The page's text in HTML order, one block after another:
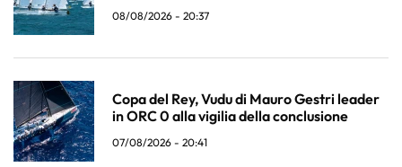
08/08/2026 - 20:37
Copa del Rey, Vudu di Mauro Gestri leader
in ORC 0 alla vigilia della conclusione
07/08/2026 - 20:41